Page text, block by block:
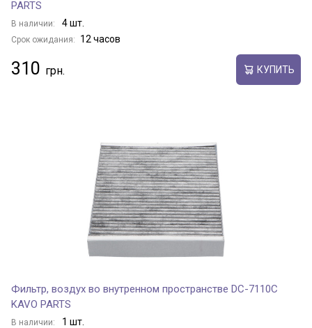
PARTS
В наличии: 4 шт.
Срок ожидания: 12 часов
310 КУПИТЬ
Фильтр, воздух во внутренном пространстве DC-7110C
KAVO PARTS
В наличии: 1 шт.